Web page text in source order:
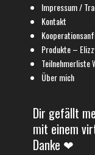
Impressum /
Kontakt
Produkte –
Teilnehmerliste
Über mich
Dir gefällt
mit einem
Danke ❤